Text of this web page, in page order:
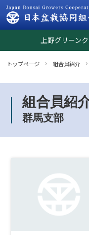
上野グリーン
トップページ 組合員紹介
組合員紹
群馬支部